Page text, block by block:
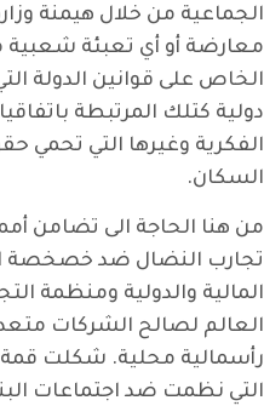
الجماعية من خلال هيمنة
معارضة أو أي تعبئة شعبية
الخاص على قوانين الدولة
دولية كتلك المرتبطة
الفكرية وغيرها التي تحمي
السكان.
من هنا الحاجة الى تضامن
تجارب النضال ضد خصخصة
المالية والدولية ومنظمة
العالم لصالح الشركات
رأسمالية محلية. شكلت قمة
التي نظمت ضد اجتماعات